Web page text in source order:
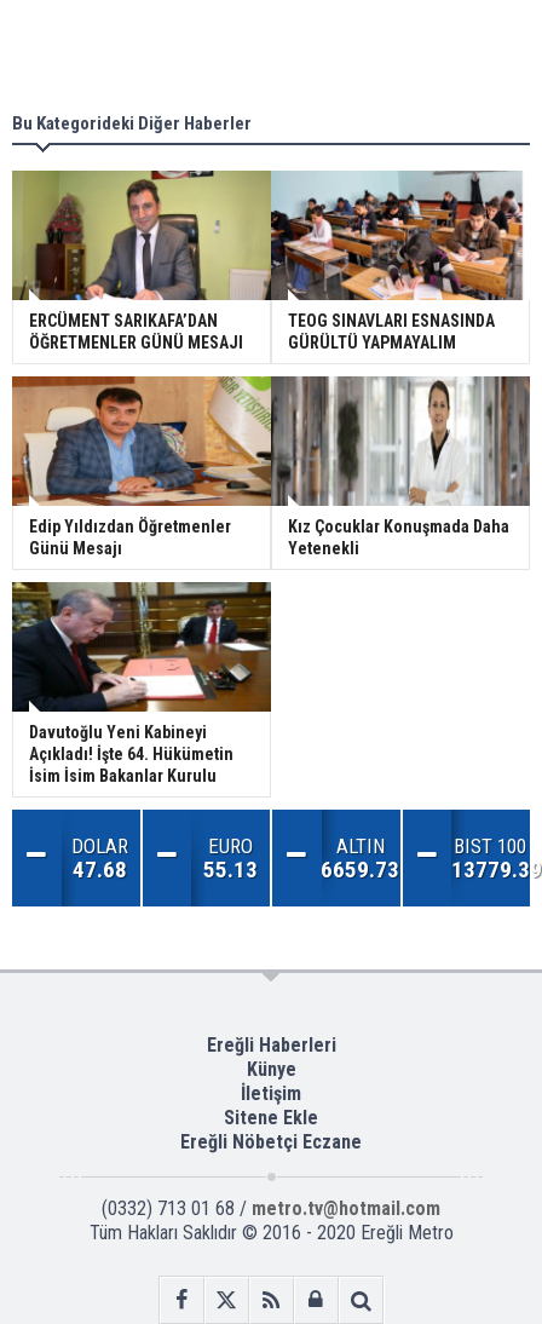
Bu Kategorideki Diğer Haberler
ERCÜMENT SARIKAFA’DAN
ÖĞRETMENLER GÜNÜ MESAJI
TEOG SINAVLARI ESNASINDA
GÜRÜLTÜ YAPMAYALIM
Edip Yıldızdan Öğretmenler
Günü Mesajı
Kız Çocuklar Konuşmada Daha
Yetenekli
Davutoğlu Yeni Kabineyi
Açıkladı! İşte 64. Hükümetin
İsim İsim Bakanlar Kurulu
DOLAR
47.68
EURO
55.13
ALTIN
6659.73
BIST 100
13779.39
Ereğli Haberleri
Künye
İletişim
Sitene Ekle
Ereğli Nöbetçi Eczane
(0332) 713 01 68 / metro.tv@hotmail.com
Tüm Hakları Saklıdır © 2016 - 2020 Ereğli Metro